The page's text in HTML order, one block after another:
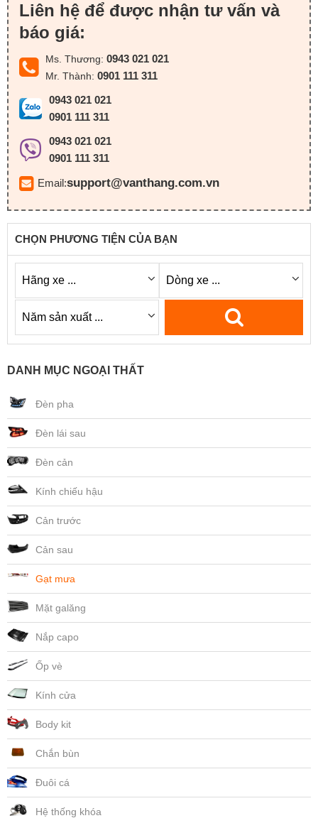
Liên hệ để được nhận tư vấn và
báo giá:
Ms. Thương: 0943 021 021
Mr. Thành: 0901 111 311
0943 021 021
0901 111 311
0943 021 021
0901 111 311
Email:support@vanthang.com.vn
CHỌN PHƯƠNG TIỆN CỦA BẠN
DANH MỤC NGOẠI THẤT
Đèn pha
Đèn lái sau
Đèn cản
Kính chiếu hậu
Cản trước
Cản sau
Gạt mưa
Mặt galăng
Nắp capo
Ốp vè
Kính cửa
Body kit
Chắn bùn
Đuôi cá
Hệ thống khóa